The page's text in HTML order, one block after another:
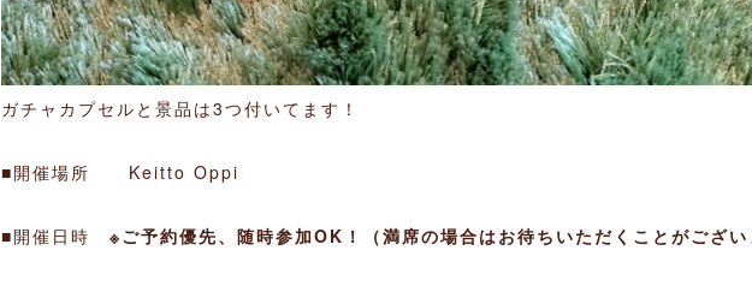
ガチャカプセルと景品は3つ付いてます！
■開催場所 Keitto Oppi
■開催日時 ※ご予約優先、随時参加OK！（満席の場合はお待ちいただくことがござ